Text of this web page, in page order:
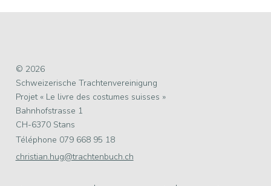
© 2026
Schweizerische Trachtenvereinigung
Projet « Le livre des costumes suisses »
Bahnhofstrasse 1
CH-6370 Stans
Téléphone 079 668 95 18
christian.hug@trachtenbuch.ch